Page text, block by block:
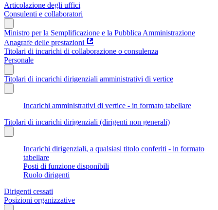
Articolazione degli uffici
Consulenti e collaboratori
Ministro per la Semplificazione e la Pubblica Amministrazione
Anagrafe delle prestazioni
Titolari di incarichi di collaborazione o consulenza
Personale
Titolari di incarichi dirigenziali amministrativi di vertice
Incarichi amministrativi di vertice - in formato tabellare
Titolari di incarichi dirigenziali (dirigenti non generali)
Incarichi dirigenziali, a qualsiasi titolo conferiti - in formato
tabellare
Posti di funzione disponibili
Ruolo dirigenti
Dirigenti cessati
Posizioni organizzative